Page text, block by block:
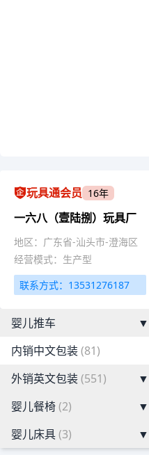
玩具通会员 16年
一六八（壹陆捌）玩具厂
地区：广东省-汕头市-澄海区
经营模式：生产型
联系方式：13531276187
婴儿推车
▼
内销中文包装(81)
外销英文包装(551)
▼
婴儿餐椅(2)
▼
婴儿床具(3) ▼